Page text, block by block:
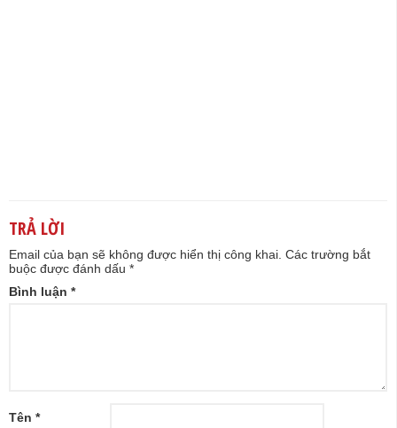
TRẢ LỜI
Email của bạn sẽ không được hiển thị công khai. Các trường bắt
buộc được đánh dấu *
Bình luận *
Tên *